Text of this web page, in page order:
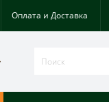
Оплата и Доставка